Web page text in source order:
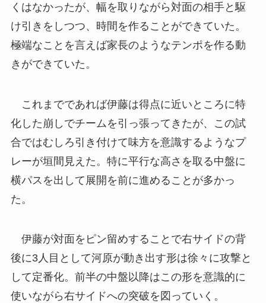
くはなかったが、幅を取りながら対面の相手と駆
け引きをしつつ、時間を作ることができていた。
極端なことを言えば家長のようなテンポを作る動
きができていた。
これまでであれば伊藤は得点に近いところに特
化した崩しでチームを引っ張ってきたが、この試
合ではむしろ引き付けて味方を意識するようなプ
レーが垣間見えた。特に平行な高さを取る中盤に
横パスを出して展開を前に進めることが多かっ
た。
伊藤が対面をピン留めすることで右サイドの背
後に3人目として河原が動き出す形は徐々に攻撃と
して定番化。前半の中盤以降はこの形を意識的に
使いながら右サイドへの突破を図っていく。